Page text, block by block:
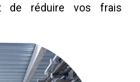
de réduire vos frais